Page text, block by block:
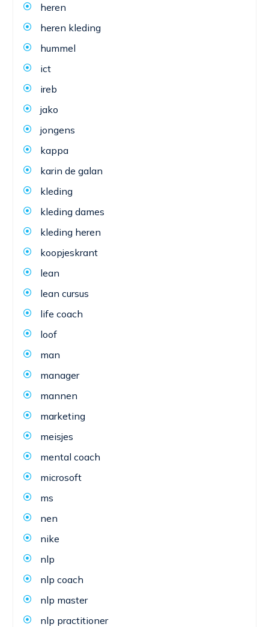
heren
heren kleding
hummel
ict
ireb
jako
jongens
kappa
karin de galan
kleding
kleding dames
kleding heren
koopjeskrant
lean
lean cursus
life coach
loof
man
manager
mannen
marketing
meisjes
mental coach
microsoft
ms
nen
nike
nlp
nlp coach
nlp master
nlp practitioner